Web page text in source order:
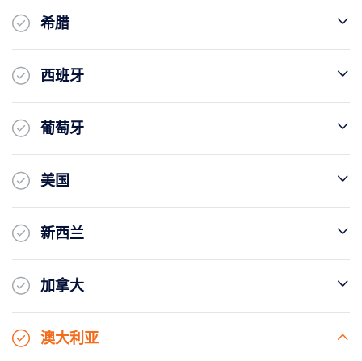
希腊
西班牙
葡萄牙
美国
新西兰
加拿大
澳大利亚